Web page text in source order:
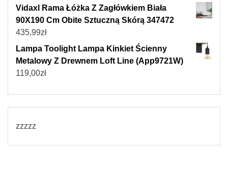
Vidaxl Rama Łóżka Z Zagłówkiem Biała
90X190 Cm Obite Sztuczną Skórą 347472
435,99zł
Lampa Toolight Lampa Kinkiet Ścienny
Metalowy Z Drewnem Loft Line (App9721W)
119,00zł
zzzzz